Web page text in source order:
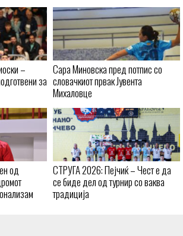
–
за
Сара Миновска пред потпис со
словачкиот првак Јувента
Михаловце
од
СТРУГА 2026: Пејчиќ – Чест е да
се биде дел од турнир со ваква
традиција